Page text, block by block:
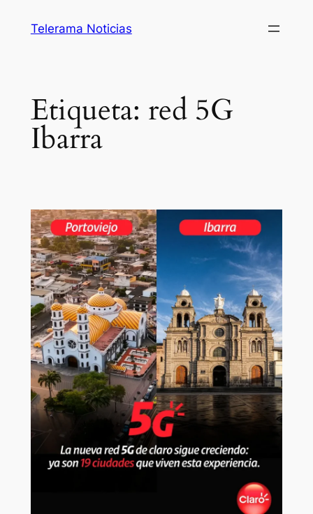
Telerama Noticias
Etiqueta: red 5G
Ibarra